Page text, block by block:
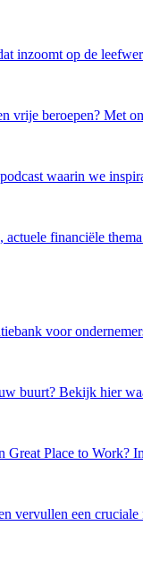
inzoomt op de
vrije beroepen? Met
waarin we
financiële
voor
buurt? Bekijk hier
Place to Work?
vervullen een